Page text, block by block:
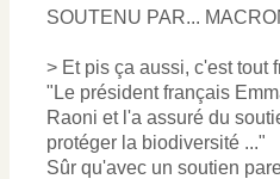
SOUTENU PAR...
> Et pis ça aussi, c'est tout
"Le président français
Raoni et l'a assuré du
protéger la biodiversité ..."
Sûr qu'avec un soutien